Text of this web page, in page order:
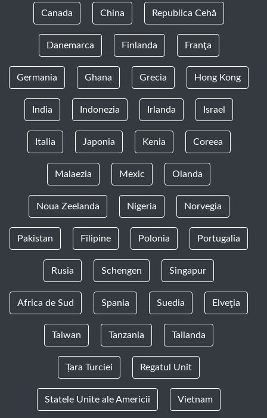
Canada China Republica Cehă
Danemarca Finlanda Franţa
Germania Ghana Grecia Hong Kong
India Indonezia Irlanda Israel
Italia Japonia Kenia Coreea
Malaezia Mexic Olanda
Noua Zeelanda Nigeria Norvegia
Pakistan Filipine Polonia Portugalia
Rusia Schengen Singapur
Africa de Sud Spania Suedia Elveţia
Taiwan Tanzania Tailanda
Țara Turciei Regatul Unit
Statele Unite ale Americii Vietnam